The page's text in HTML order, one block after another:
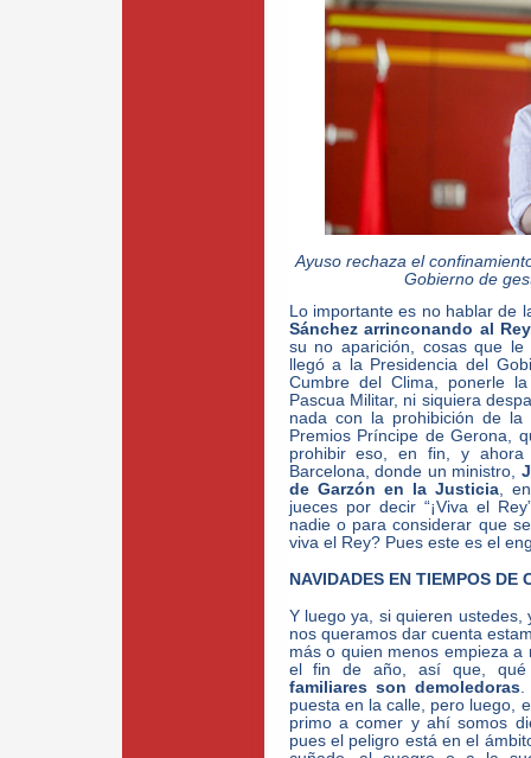
Ayuso rechaza el
Gobierno de
Lo importante es no hablar
Sánchez arrinconando al
su no aparición, cosas que
llegó a la Presidencia del
Cumbre del Clima, ponerle
Pascua Militar, ni siquiera
nada con la prohibición de
Premios Príncipe de Gerona,
prohibir eso, en fin, y
Barcelona, donde un ministro,
de Garzón en la Justicia ,
jueces por decir “¡Viva el
nadie o para considerar que
viva el Rey? Pues este es el
NAVIDADES EN TIEMPOS DE
Y luego ya, si quieren
nos queramos dar cuenta
más o quien menos empieza
el fin de año, así que,
familiares son demoledoras.
puesta en la calle, pero luego,
primo a comer y ahí somos
pues el peligro está en el